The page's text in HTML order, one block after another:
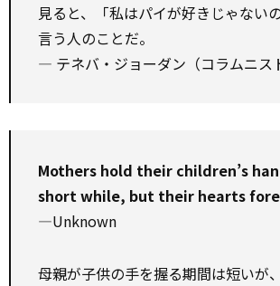
見ると、「私はパイが好きじゃない
言う人のことだ。
― テネバ・ジョーダン（コラムニス
Mothers hold their children’s
short while, but their hearts
—Unknown
母親が子供の手を握る期間は短いが